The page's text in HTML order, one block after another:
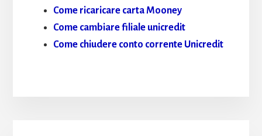
Come ricaricare carta Mooney
Come cambiare filiale unicredit
Come chiudere conto corrente Unicredit